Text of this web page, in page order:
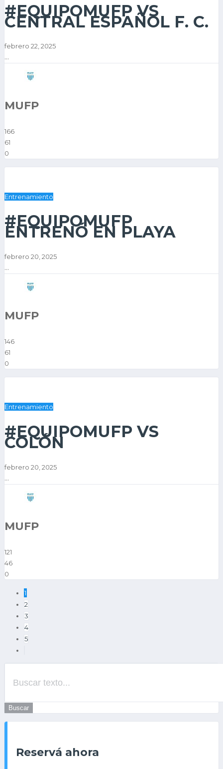
#EQUIPOMUFP VS
CENTRAL ESPAÑOL F. C.
febrero 22, 2025
...
MUFP
166
61
0
Entrenamiento
#EQUIPOMUFP
ENTRENÓ EN PLAYA
febrero 20, 2025
...
MUFP
146
61
0
Entrenamiento
#EQUIPOMUFP VS
COLÓN
febrero 20, 2025
...
MUFP
121
46
0
1
2
3
4
5
Buscar
Reservá ahora